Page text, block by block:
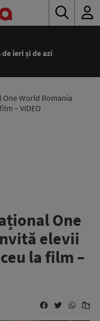
ieri și de azi
World Romania
– VIDEO
One
elevii
la film –